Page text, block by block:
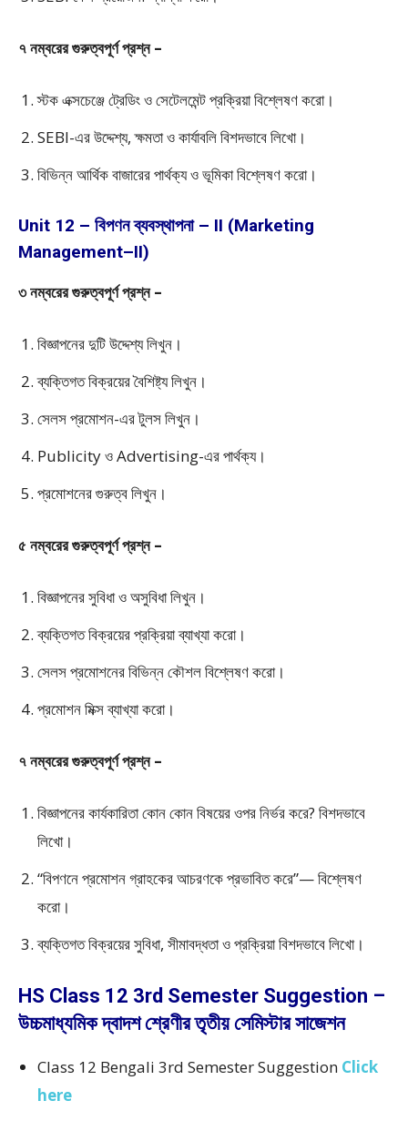
৭ নম্বরের গুরুত্বপূর্ণ প্রশ্ন –
স্টক এক্সচেঞ্জে ট্রেডিং ও সেটেলমেন্ট প্রক্রিয়া বিশ্লেষণ করো।
SEBI-এর উদ্দেশ্য, ক্ষমতা ও কার্যাবলি বিশদভাবে লিখো।
বিভিন্ন আর্থিক বাজারের পার্থক্য ও ভূমিকা বিশ্লেষণ করো।
Unit 12 – বিপণন ব্যবস্থাপনা – II (Marketing
Management–II)
৩ নম্বরের গুরুত্বপূর্ণ প্রশ্ন –
বিজ্ঞাপনের দুটি উদ্দেশ্য লিখুন।
ব্যক্তিগত বিক্রয়ের বৈশিষ্ট্য লিখুন।
সেলস প্রমোশন-এর টুলস লিখুন।
Publicity ও Advertising-এর পার্থক্য।
প্রমোশনের গুরুত্ব লিখুন।
৫ নম্বরের গুরুত্বপূর্ণ প্রশ্ন –
বিজ্ঞাপনের সুবিধা ও অসুবিধা লিখুন।
ব্যক্তিগত বিক্রয়ের প্রক্রিয়া ব্যাখ্যা করো।
সেলস প্রমোশনের বিভিন্ন কৌশল বিশ্লেষণ করো।
প্রমোশন মিক্স ব্যাখ্যা করো।
৭ নম্বরের গুরুত্বপূর্ণ প্রশ্ন –
বিজ্ঞাপনের কার্যকারিতা কোন কোন বিষয়ের ওপর নির্ভর করে? বিশদভাবে
লিখো।
“বিপণনে প্রমোশন গ্রাহকের আচরণকে প্রভাবিত করে”— বিশ্লেষণ
করো।
ব্যক্তিগত বিক্রয়ের সুবিধা, সীমাবদ্ধতা ও প্রক্রিয়া বিশদভাবে লিখো।
HS Class 12 3rd Semester Suggestion –
উচ্চমাধ্যমিক দ্বাদশ শ্রেণীর তৃতীয় সেমিস্টার সাজেশন
Class 12 Bengali 3rd Semester Suggestion Click
here